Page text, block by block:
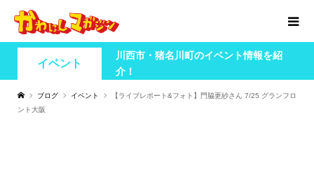
イベント
川西市・猪名川町のイベント情報を紹
介！
ブログ イベント
【ライブレポート&フォト】門脇更紗さん 7/25 グランフロ
ント大阪